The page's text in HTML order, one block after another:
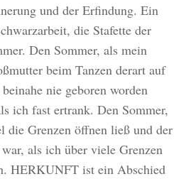
und der Erfindung. Ein
die Stafette der
Den Sommer, als mein
beim Tanzen derart auf
nie geboren worden
ich fast ertrank. Den Sommer,
die Grenzen öffnen ließ und der
als ich über viele Grenzen
HERKUNFT ist ein Abschied